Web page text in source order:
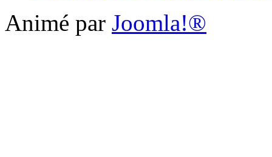
Animé par Joomla!®